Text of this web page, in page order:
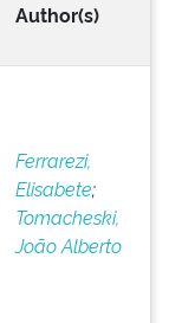
Author(s)
Ferrarezi,
Elisabete;
Tomacheski,
João Alberto